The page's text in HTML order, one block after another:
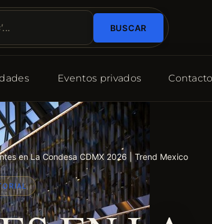
BUSCAR
Eventos privados Contacto
en La Condesa CDMX 2026 | Trend Mexico